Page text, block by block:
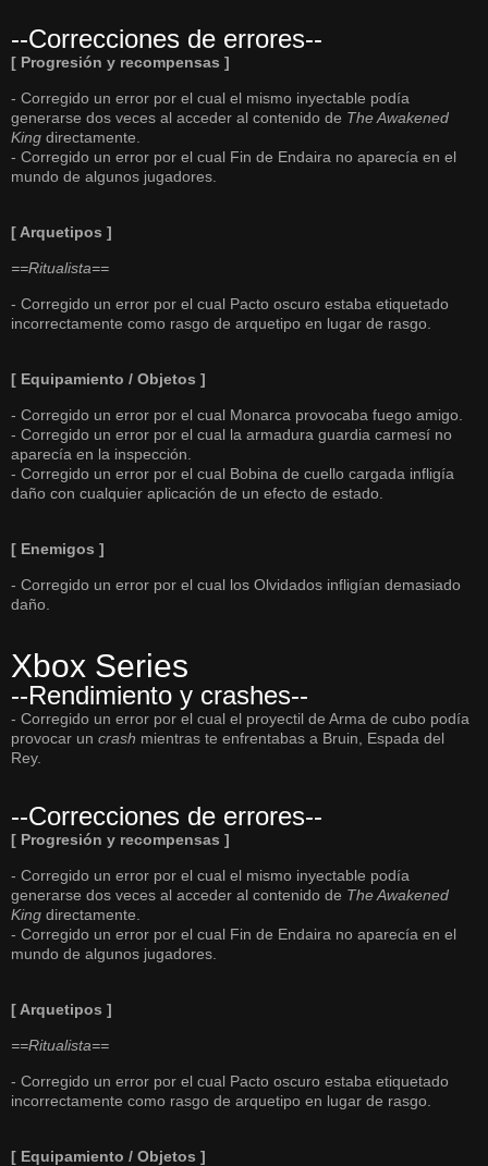
--Correcciones de errores--
[ Progresión y recompensas ]
- Corregido un error por el cual el mismo inyectable podía
generarse dos veces al acceder al contenido de The Awakened
King directamente.
- Corregido un error por el cual Fin de Endaira no aparecía en el
mundo de algunos jugadores.
[ Arquetipos ]
==Ritualista==
- Corregido un error por el cual Pacto oscuro estaba etiquetado
incorrectamente como rasgo de arquetipo en lugar de rasgo.
[ Equipamiento / Objetos ]
- Corregido un error por el cual Monarca provocaba fuego amigo.
- Corregido un error por el cual la armadura guardia carmesí no
aparecía en la inspección.
- Corregido un error por el cual Bobina de cuello cargada infligía
daño con cualquier aplicación de un efecto de estado.
[ Enemigos ]
- Corregido un error por el cual los Olvidados infligían demasiado
daño.
Xbox Series
--Rendimiento y crashes--
- Corregido un error por el cual el proyectil de Arma de cubo podía
provocar un crash mientras te enfrentabas a Bruin, Espada del
Rey.
--Correcciones de errores--
[ Progresión y recompensas ]
- Corregido un error por el cual el mismo inyectable podía
generarse dos veces al acceder al contenido de The Awakened
King directamente.
- Corregido un error por el cual Fin de Endaira no aparecía en el
mundo de algunos jugadores.
[ Arquetipos ]
==Ritualista==
- Corregido un error por el cual Pacto oscuro estaba etiquetado
incorrectamente como rasgo de arquetipo en lugar de rasgo.
[ Equipamiento / Objetos ]